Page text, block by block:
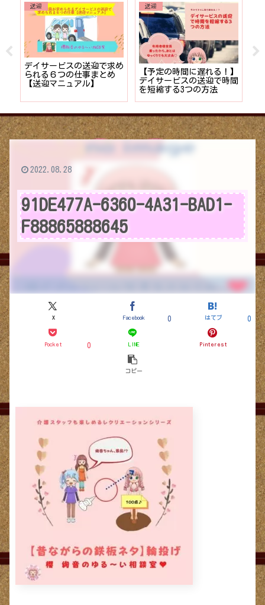
送迎
デイサービスの送迎で求め
られる６つの仕事まとめ
【送迎マニュアル】
送迎
【予定の時間に遅れる！】
デイサービスの送迎で時間
を短縮する3つの方法
91DE477A-6360-4A31-BAD1-
F88865888645
X Facebook 0 はてブ 0
Pocket 0 LINE Pinterest
コピー
2022.08.28